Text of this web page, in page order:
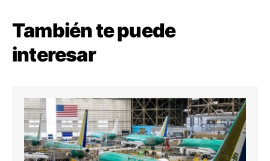
También te puede
interesar